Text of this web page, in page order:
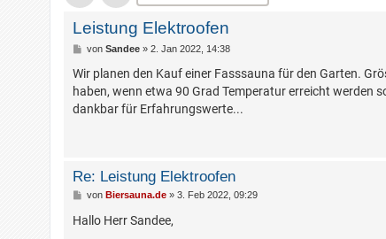
Leistung Elektroofen
B
i
r
a
g
von Sandee» 2. Jan 2022, 14:38
Wir planen den Kauf einer Fasssauna für den Garten.
haben, wenn etwa 90 Grad Temperatur erreicht werden
dankbar für Erfahrungswerte...
Re: Leistung Elektroofen
B
i
t
von Biersauna.de» 3. Feb 2022, 09:29
Hallo Herr Sandee,